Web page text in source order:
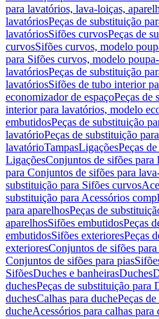
para lavatórios, lava-loiças,
lavatóriosPeças de substituição
lavatóriosSifões curvosPeças de
curvosSifões curvos, modelo
para Sifões curvos, modelo
lavatóriosPeças de substituição
lavatóriosSifões de tubo interior
economizador de espaçoPeças de
interior para lavatórios, modelo
embutidosPeças de substituição
lavatórioPeças de substituição
lavatórioTampasLigaçõesPeças
LigaçõesConjuntos de sifões para
para Conjuntos de sifões para
substituição para Sifões curvos
substituição para Acessórios
para aparelhosPeças de
aparelhosSifões embutidosPeças
embutidosSifões exterioresPeças
exterioresConjuntos de sifões para
Conjuntos de sifões para pias
SifõesDuches e banheirasDuches
duchesPeças de substituição para
duchesCalhas para duchePeças
ducheAcessórios para calhas para